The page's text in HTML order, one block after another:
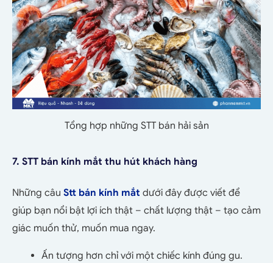
Tổng hợp những STT bán hải sản
7. STT bán kính mắt thu hút khách hàng
Những câu Stt bán kính mắt dưới đây được viết để
giúp bạn nổi bật lợi ích thật – chất lượng thật – tạo cảm
giác muốn thử, muốn mua ngay.
Ấn tượng hơn chỉ với một chiếc kính đúng gu.